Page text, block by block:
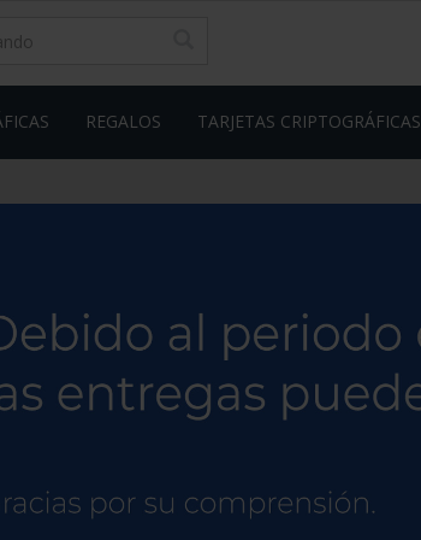
REGALOS TARJETAS CRIPTOGRÁFICAS